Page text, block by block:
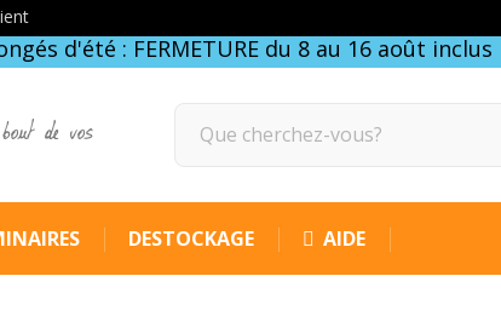
d'été : FERMETURE du 8 au 16 août inclus
de vos
DESTOCKAGE AIDE